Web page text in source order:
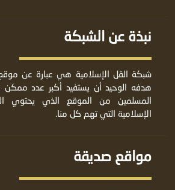
نبذة عن الشبكة
شبكة القل الإسلامية هي عبارة عن
هدفه الوحيد أن يستفيد أكبر عدد ممكن
المسلمين من الموقع الذي يحتوي
الإسلامية التي تهم كل منا.
مواقع صديقة